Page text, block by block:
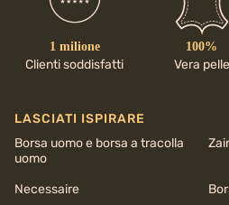
1 milione
Clienti soddisfatti
100%
Vera pelle
LASCIATI ISPIRARE
Borsa uomo e borsa a tracolla
uomo
Necessaire